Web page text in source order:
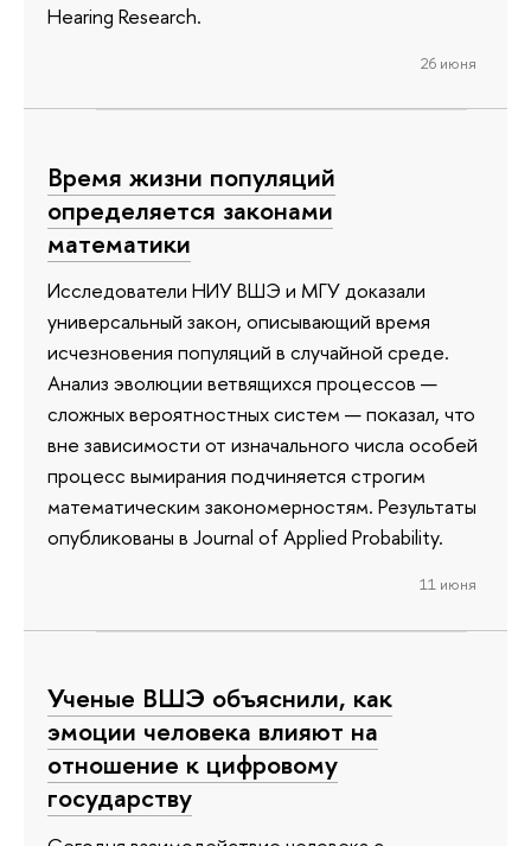
Hearing Research.
26 июня
Время жизни популяций
определяется законами
математики
Исследователи НИУ ВШЭ и МГУ доказали
универсальный закон, описывающий время
исчезновения популяций в случайной среде.
Анализ эволюции ветвящихся процессов —
сложных вероятностных систем — показал, что
вне зависимости от изначального числа особей
процесс вымирания подчиняется строгим
математическим закономерностям. Результаты
опубликованы в Journal of Applied Probability.
11 июня
Ученые ВШЭ объяснили, как
эмоции человека влияют на
отношение к цифровому
государству